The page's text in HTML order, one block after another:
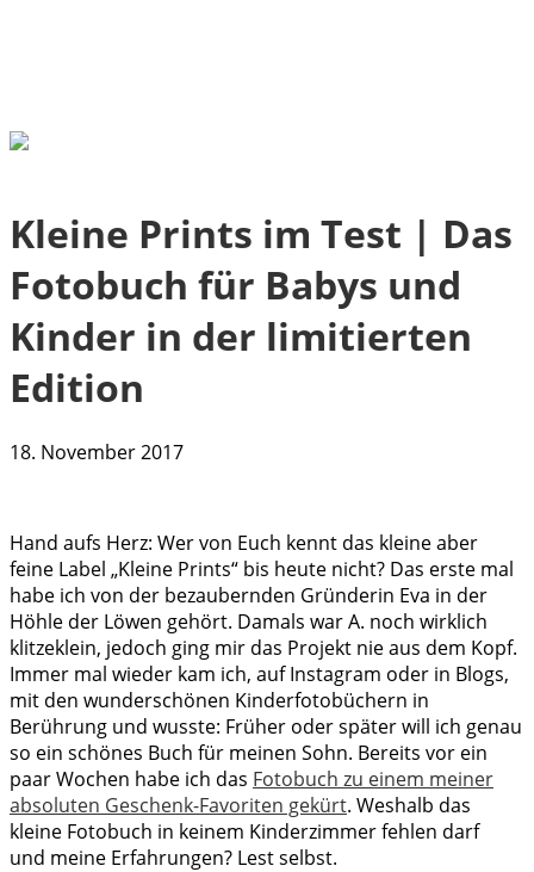
Kleine Prints im Test | Das
Fotobuch für Babys und
Kinder in der limitierten
Edition
18. November 2017
Hand aufs Herz: Wer von Euch kennt das kleine aber
feine Label „Kleine Prints“ bis heute nicht? Das erste mal
habe ich von der bezaubernden Gründerin Eva in der
Höhle der Löwen gehört. Damals war A. noch wirklich
klitzeklein, jedoch ging mir das Projekt nie aus dem Kopf.
Immer mal wieder kam ich, auf Instagram oder in Blogs,
mit den wunderschönen Kinderfotobüchern in
Berührung und wusste: Früher oder später will ich genau
so ein schönes Buch für meinen Sohn. Bereits vor ein
paar Wochen habe ich das Fotobuch zu einem meiner
absoluten Geschenk-Favoriten gekürt. Weshalb das
kleine Fotobuch in keinem Kinderzimmer fehlen darf
und meine Erfahrungen? Lest selbst.